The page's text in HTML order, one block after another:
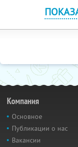
Компания
Основное
Публикации о нас
Вакансии